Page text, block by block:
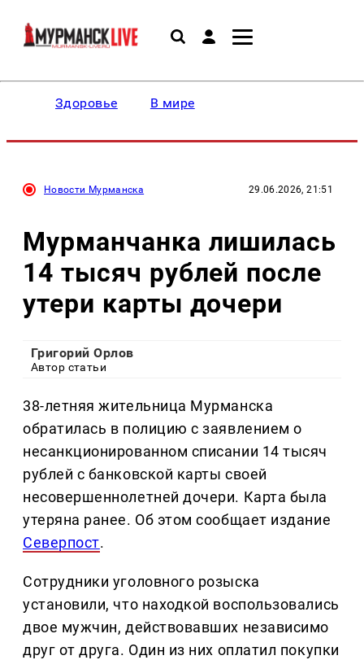
Здоровье В мире
Новости Мурманска 29.06.2026, 21:51
Мурманчанка лишилась
14 тысяч рублей после
утери карты дочери
Григорий Орлов
Автор статьи
38-летняя жительница Мурманска
обратилась в полицию с заявлением о
несанкционированном списании 14 тысяч
рублей с банковской карты своей
несовершеннолетней дочери. Карта была
утеряна ранее. Об этом сообщает издание
Северпост.
Сотрудники уголовного розыска
установили, что находкой воспользовались
двое мужчин, действовавших независимо
друг от друга. Один из них оплатил покупки